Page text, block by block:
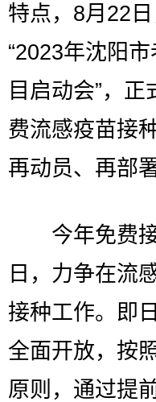
特点，8月22
“2023年沈阳
目启动会”，
费流感疫苗接
再动员、再部
今年免费接
日，力争在流
接种工作。即
全面开放，按
原则，通过提